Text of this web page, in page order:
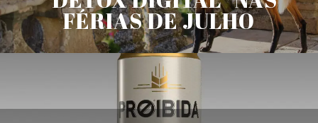
FÉRIAS DE JULHO